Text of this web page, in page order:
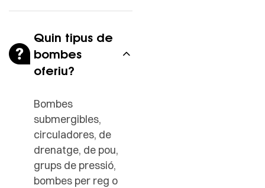
Quin tipus de
bombes
oferiu?
Bombes
submergibles,
circuladores, de
drenatge, de pou,
grups de pressió,
bombes per reg o